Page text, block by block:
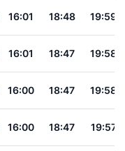
16:01 18:48 19:59
16:01 18:47 19:58
16:00 18:47 19:58
16:00 18:47 19:57